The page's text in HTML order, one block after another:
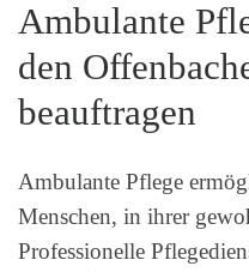
Ambulante
den
beauftragen
Ambulante Pflege
Menschen, in ihrer
Professionelle